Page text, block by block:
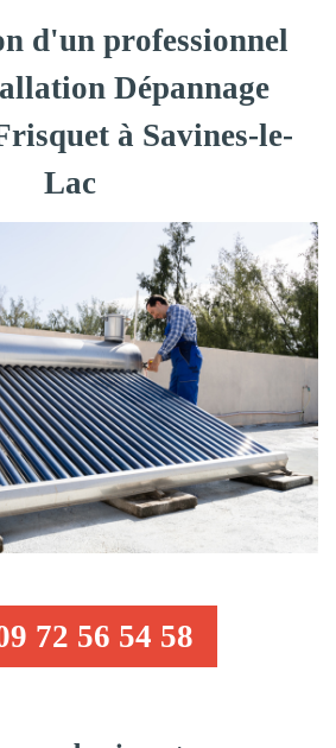
d'un professionnel
Dépannage
à Savines-le-
Lac
72 56 54 58